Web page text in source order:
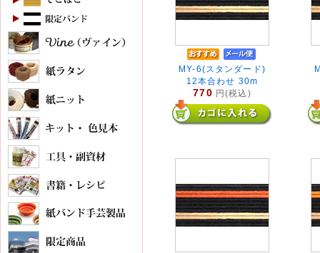
MY-6(スタンダード)
12本合わせ 30m
770 円(税込)